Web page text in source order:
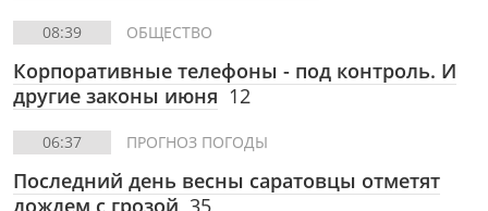
08:39 ОБЩЕСТВО
Корпоративные телефоны - под контроль. И
другие законы июня 12
06:37 ПРОГНОЗ ПОГОДЫ
Последний день весны саратовцы отметят
дождем с грозой 35